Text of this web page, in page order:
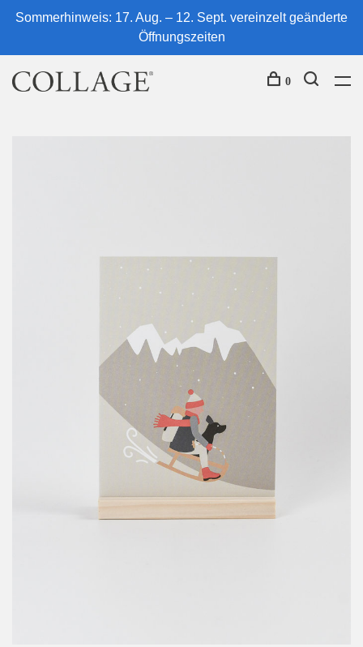
Sommerhinweis: 17. Aug. – 12. Sept. vereinzelt geänderte
Öffnungszeiten
0